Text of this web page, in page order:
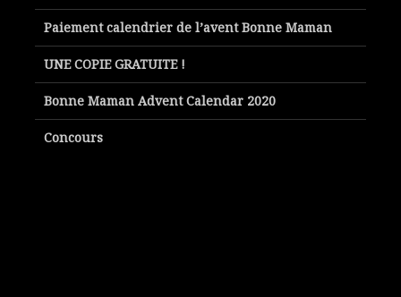
Paiement calendrier de l’avent Bonne Maman
UNE COPIE GRATUITE !
Bonne Maman Advent Calendar 2020
Concours